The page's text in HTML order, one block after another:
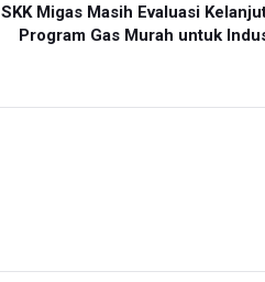
SKK Migas Masih Evaluasi
Program Gas Murah untuk